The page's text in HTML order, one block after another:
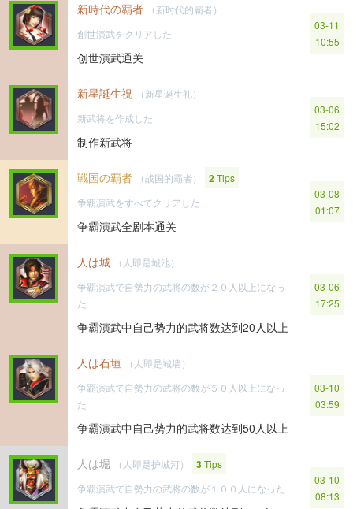
新時代の覇者
（新时代的霸者）
創世演武をクリアした
创世演武通关
03-11
10:55
新星誕生祝
（新星诞生礼）
新武将を作成した
制作新武将
03-06
15:02
戦国の覇者 （战国的霸者） 2Tips
争覇演武をすべてクリアした
争霸演武全剧本通关
03-08
01:07
人は城
（人即是城池）
争覇演武で自勢力の武将の数が２０人以上になっ
た
争霸演武中自己势力的武将数达到20人以上
03-06
17:25
人は石垣
（人即是城墙）
争覇演武で自勢力の武将の数が５０人以上になっ
た
争霸演武中自己势力的武将数达到50人以上
03-10
03:59
人は堀 （人即是护城河） 3Tips
争覇演武で自勢力の武将の数が１００人になった
03-10
08:13